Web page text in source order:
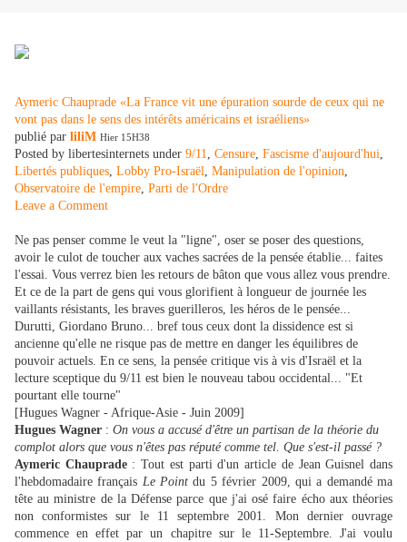
Aymeric Chauprade «La France vit une épuration sourde de ceux qui ne
vont pas dans le sens des intérêts américains et israéliens»
publié par liliM Hier 15H38
Posted by libertesinternets under 9/11, Censure, Fascisme d'aujourd'hui,
Libertés publiques, Lobby Pro-Israël, Manipulation de l'opinion,
Observatoire de l'empire, Parti de l'Ordre
Leave a Comment
Ne pas penser comme le veut la "ligne", oser se poser des questions,
avoir le culot de toucher aux vaches sacrées de la pensée établie... faites
l'essai. Vous verrez bien les retours de bâton que vous allez vous prendre.
Et ce de la part de gens qui vous glorifient à longueur de journée les
vaillants résistants, les braves guerilleros, les héros de le pensée...
Durutti, Giordano Bruno... bref tous ceux dont la dissidence est si
ancienne qu'elle ne risque pas de mettre en danger les équilibres de
pouvoir actuels. En ce sens, la pensée critique vis à vis d'Israël et la
lecture sceptique du 9/11 est bien le nouveau tabou occidental... "Et
pourtant elle tourne"
[Hugues Wagner - Afrique-Asie - Juin 2009]
Hugues Wagner : On vous a accusé d'être un partisan de la théorie du
complot alors que vous n'êtes pas réputé comme tel. Que s'est-il passé ?
Aymeric Chauprade: Tout est parti d'un article de Jean Guisnel dans
l'hebdomadaire français Le Point du 5 février 2009, qui a demandé ma
tête au ministre de la Défense parce que j'ai osé faire écho aux théories
non conformistes sur le 11 septembre 2001. Mon dernier ouvrage
commence en effet par un chapitre sur le 11-Septembre. J'ai voulu